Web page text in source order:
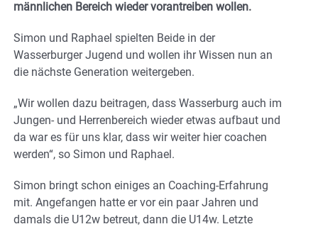
männlichen Bereich wieder vorantreiben wollen.
Simon und Raphael spielten Beide in der
Wasserburger Jugend und wollen ihr Wissen nun an
die nächste Generation weitergeben.
„Wir wollen dazu beitragen, dass Wasserburg auch im
Jungen- und Herrenbereich wieder etwas aufbaut und
da war es für uns klar, dass wir weiter hier coachen
werden“, so Simon und Raphael.
Simon bringt schon einiges an Coaching-Erfahrung
mit. Angefangen hatte er vor ein paar Jahren und
damals die U12w betreut, dann die U14w. Letzte